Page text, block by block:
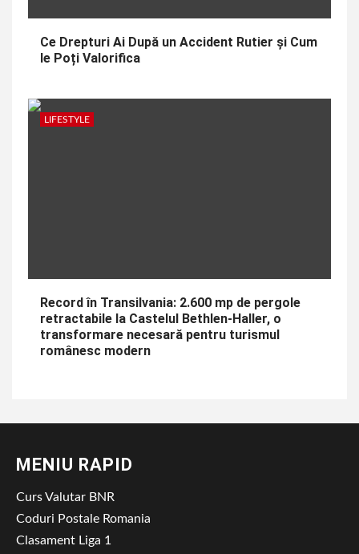
Ce Drepturi Ai După un Accident Rutier și Cum
le Poți Valorifica
LIFESTYLE
Record în Transilvania: 2.600 mp de pergole
retractabile la Castelul Bethlen-Haller, o
transformare necesară pentru turismul
românesc modern
MENIU RAPID
Curs Valutar BNR
Coduri Postale Romania
Clasament Liga 1